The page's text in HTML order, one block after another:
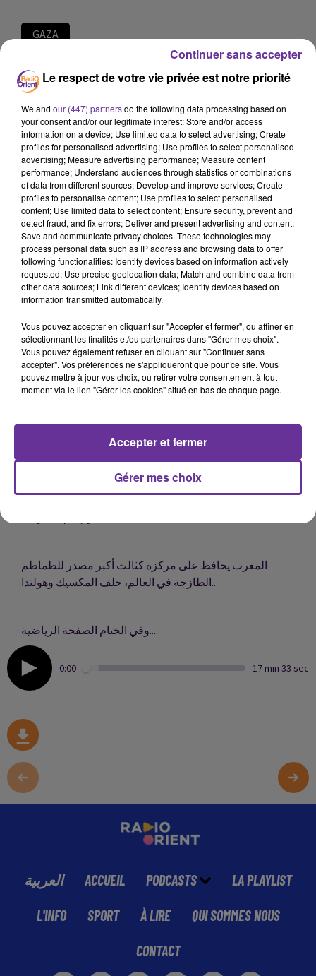
GAZA
12 avril 2024 - 17 min 33 sec
LE JOURNAL EN LANGUE ARABE DE 13H30 DU
12/04/24
LB
JOURNAL EN LANGUE ARABE
العناوين
في اليوم الـ189 من القصف الإسرائيلي المتواصل على قطاع
غزة برا وبحرا وجوا حصيلة الشهداء ترتفع إلى 33634،
والإصابات إلى 76214...
وسط مخاوف من اتساع رقعة الحرب إثر تهديد إيران بالرد على
إسرائيل بعد الهجوم على قنصليتها بدمشق البيت الأبيض
"يحذر" إيران...
اندلاع اشتباكات بالأسلحة الثقيلة بين مجموعات مسلحة في
المغرب يحافظ على مركزه كثالث أكبر مصدر للطماطم
الطازجة في العالم، خلف المكسيك وهولندا..
وفي الختام الصفحة الرياضية...
0:00 17 min 33 sec
العربية ACCUEIL PODCASTS LA PLAYLIST
L'INFO SPORT À LIRE QUI SOMMES NOUS
CONTACT
Le respect de votre vie privée est notre priorité
We and our (447) partnersdo the following data processing based on
your consent and/or our legitimate interest: Store and/or access
information on a device; Use limited data to select advertising; Create
profiles for personalised advertising; Use profiles to select personalised
advertising; Measure advertising performance; Measure content
performance; Understand audiences through statistics or combinations
of data from different sources; Develop and improve services; Create
profiles to personalise content; Use profiles to select personalised
content; Use limited data to select content; Ensure security, prevent and
detect fraud, and fix errors; Deliver and present advertising and content;
Save and communicate privacy choices. These technologies may
process personal data such as IP address and browsing data to offer
following functionalities: Identify devices based on information actively
requested; Use precise geolocation data; Match and combine data from
other data sources; Link different devices; Identify devices based on
information transmitted automatically.
Vous pouvez accepter en cliquant sur "Accepter et fermer", ou affiner en
sélectionnant les finalités et/ou partenaires dans "Gérer mes choix".
Vous pouvez également refuser en cliquant sur "Continuer sans
accepter". Vos préférences ne s'appliqueront que pour ce site. Vous
pouvez mettre à jour vos choix, ou retirer votre consentement à tout
moment via le lien "Gérer les cookies" situé en bas de chaque page.
Gérer mes choix
Accepter et fermer
Continuer sans accepter